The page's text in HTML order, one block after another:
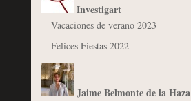
Investigart
Vacaciones de verano 2023
Felices Fiestas 2022
Jaime Belmonte de la Haza